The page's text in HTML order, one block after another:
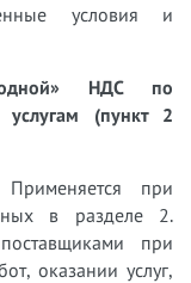
условия и
НДС по
(пункт 2
при
в разделе 2.
при
оказании услуг,